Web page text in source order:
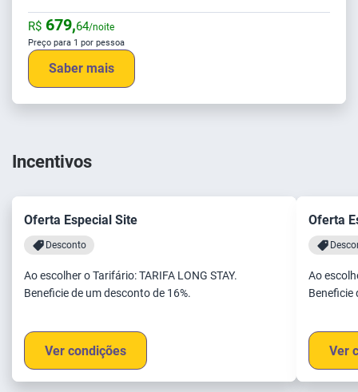
R$ 679,64/noite
Preço para 1 por pessoa
Saber mais
Incentivos
Oferta Especial Site
Desconto
Ao escolher o Tarifário: TARIFA LONG STAY.
Beneficie de um desconto de 16%.
Ver condições
Oferta
Ao
Beneficie
Ver